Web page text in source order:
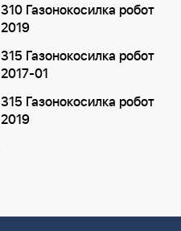
310 Газонокосилка робот
2019
315 Газонокосилка робот
2017-01
315 Газонокосилка робот
2019